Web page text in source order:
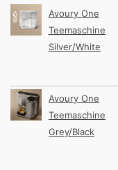
Avoury One
Teemaschine
Silver/White
Avoury One
Teemaschine
Grey/Black